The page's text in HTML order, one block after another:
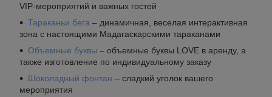
VIP-мероприятий и важных гостей
Тараканьи бега – динамичная, веселая интерактивная
зона с настоящими Мадагаскарскими тараканами
Объемные буквы – объемные буквы LOVE в аренду, а
также изготовление по индивидуальному заказу
Шоколадный фонтан – сладкий уголок вашего
мероприятия